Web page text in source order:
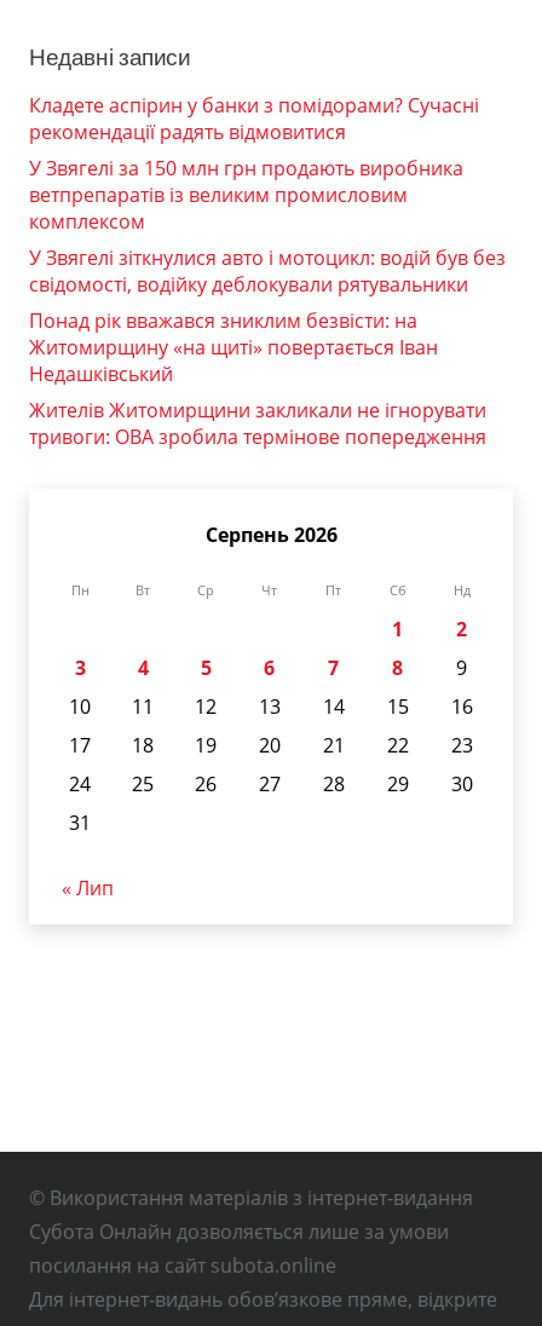
Недавні записи
Кладете аспірин у банки з помідорами? Сучасні
рекомендації радять відмовитися
У Звягелі за 150 млн грн продають виробника
ветпрепаратів із великим промисловим
комплексом
У Звягелі зіткнулися авто і мотоцикл: водій був без
свідомості, водійку деблокували рятувальники
Понад рік вважався зниклим безвісти: на
Житомирщину «на щиті» повертається Іван
Недашківський
Жителів Житомирщини закликали не ігнорувати
тривоги: ОВА зробила термінове попередження
Серпень 2026
Пн Вт Ср Чт Пт Сб Нд
1
2
3
4 5 6 7 8
9
10
11 12 13 14 15
16
17
18 19 20 21 22
23
24
25 26 27 28 29
30
31
« Лип
© Використання матеріалів з інтернет-видання
Субота Онлайн дозволяється лише за умови
посилання на сайт subota.online
Для інтернет-видань обов’язкове пряме, відкрите